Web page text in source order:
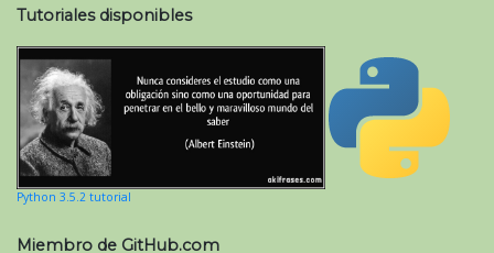
Tutoriales disponibles
Python 3.5.2 tutorial
Miembro de GitHub.com